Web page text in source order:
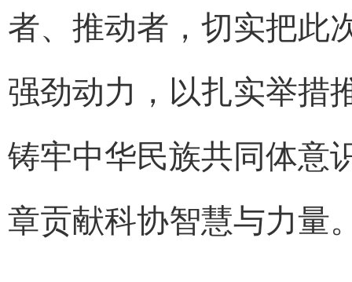
者、推动者，切实把此
强劲动力，以扎实举措
铸牢中华民族共同体意
章贡献科协智慧与力量